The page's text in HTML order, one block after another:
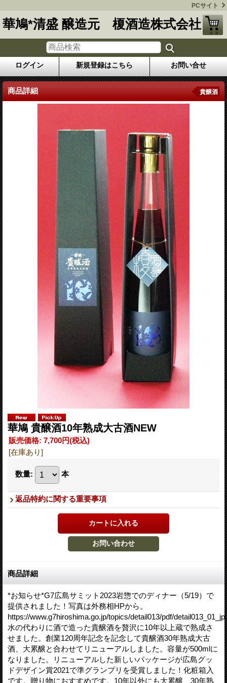
PCサイト
華鳩*清盛 醸造元 榎酒造株式会社
ログイン 新規登録はこちら お問い合せ
商品詳細 貴醸酒
華鳩 貴醸酒10年熟成大古酒NEW
販売価格: 7,700円(税込)
[在庫あり]
数量: 本
返品特約に関する重要事項
商品詳細
*お知らせ*G7広島サミット2023岩惣でのディナー（5/19）で
提供されました！写真は外務相HPから。
https://www.g7hiroshima.go.jp/topics/detail013/pdf/
水の代わりに酒で造った貴醸酒を贅沢に10年以上蔵で熟成さ
せました。創業120周年記念を記念して貴醸酒30年熟成大古
酒、大累醸と合わせてリニューアルしました。容量が500mlに
なりました。リニューアルした新しいパッケージが広島グッ
ドデザイン賞2021で準グランプリを受賞しました！化粧箱入
です。贈り物におすすめです。10年以外にも大累醸、30年熟